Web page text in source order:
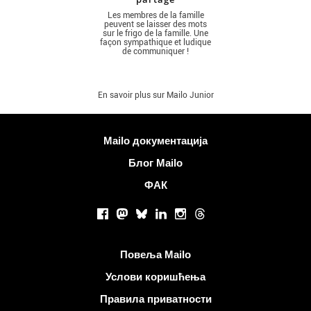
Les membres de la famille
peuvent se laisser des mots
sur le frigo de la famille. Une
façon sympathique et ludique
de communiquer !
En savoir plus sur Mailo Junior
Више информацијаMailo документација
Блог Mailo
ФАК
Facebook
Mastodon
BlueskyLinkedInInstagram
Threads
Повеља Mailo
Услови коришћења
Правила приватности